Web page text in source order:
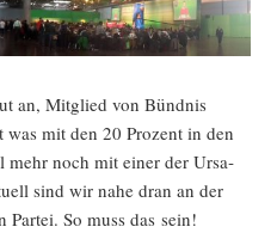
an, Mit­glied von Bünd­nis
mit den 20 Pro­zent in den
mehr noch mit einer der Ursa­
sind wir nahe dran an der
So muss das sein!